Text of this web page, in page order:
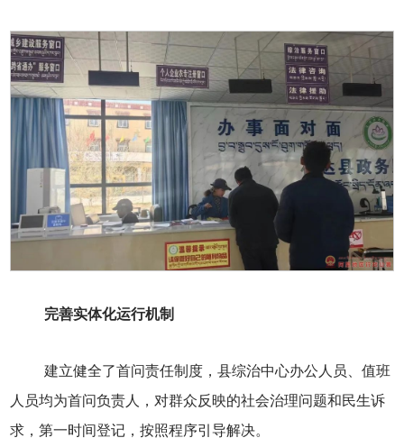
完善实体化运行机制
建立健全了首问责任制度，县综治中心办公人员、值班
人员均为首问负责人，对群众反映的社会治理问题和民生诉
求，第一时间登记，按照程序引导解决。